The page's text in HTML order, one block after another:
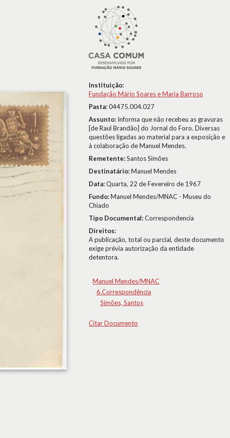
Instituição:
Fundação Mário Soares e Maria Barroso
Pasta:04475.004.027
Assunto: Informa que não recebeu as gravuras
[de Raul Brandão] do Jornal do Foro. Diversas
questões ligadas ao material para a exposição e
à colaboração de Manuel Mendes.
Remetente:Santos Simões
Destinatário:Manuel Mendes
Data:Quarta, 22 de Fevereiro de 1967
Fundo:Manuel Mendes/MNAC - Museu do
Chiado
Tipo Documental:Correspondencia
Direitos:
A publicação, total ou parcial, deste documento
exige prévia autorização da entidade
detentora.
Manuel Mendes/MNAC
6.Correspondência
Simões, Santos
Citar Documento